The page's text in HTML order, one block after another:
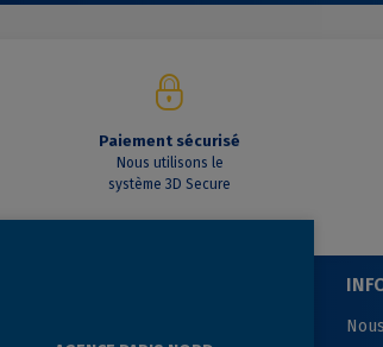
Paiement sécurisé
Nous utilisons le
système 3D Secure